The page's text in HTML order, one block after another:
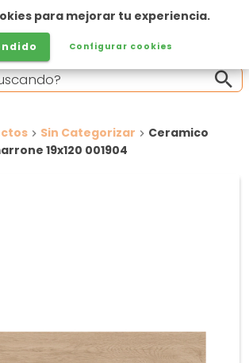
Sin Categorizar
Ceramico
19x120 001904
para mejorar tu experiencia.
Configurar cookies